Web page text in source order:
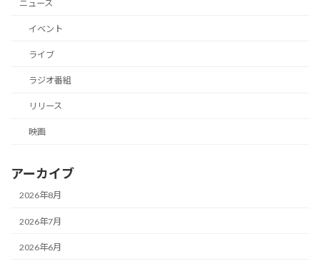
ニュース
イベント
ライブ
ラジオ番組
リリース
映画
アーカイブ
2026年8月
2026年7月
2026年6月